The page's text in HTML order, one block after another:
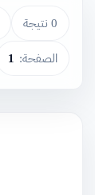
0 نتيجة
الصفحة: 1